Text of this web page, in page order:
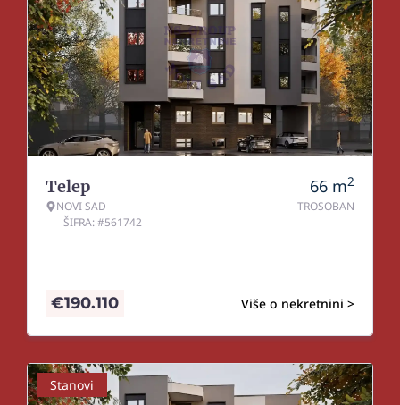
Telep
NOVI SAD
ŠIFRA: #561742
66 m2
TROSOBAN
Više o nekretnini >
€190.110
Stanovi